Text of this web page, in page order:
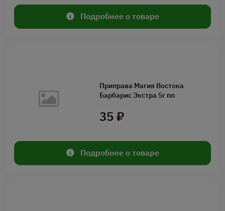
Подробнее о товаре
Приправа Магия Востока
Барбарис Экстра 5г пп
35 ₽
Подробнее о товаре